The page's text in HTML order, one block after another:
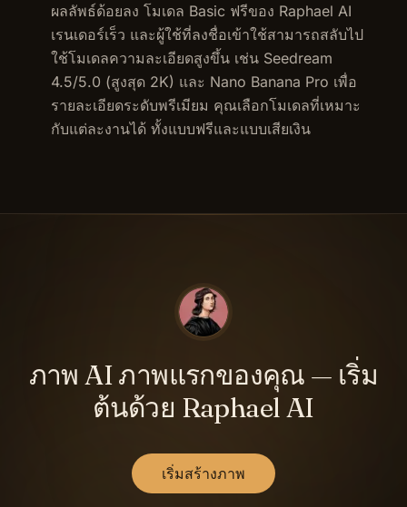
ผลลัพธ์ด้อยลง โมเดล Basic ฟรีของ Raphael AI
เรนเดอร์เร็ว และผู้ใช้ที่ลงชื่อเข้าใช้สามารถสลับไป
ใช้โมเดลความละเอียดสูงขึ้น เช่น Seedream
4.5/5.0 (สูงสุด 2K) และ Nano Banana Pro เพื่อ
รายละเอียดระดับพรีเมียม คุณเลือกโมเดลที่เหมาะ
กับแต่ละงานได้ ทั้งแบบฟรีและแบบเสียเงิน
ภาพ AI ภาพแรกของคุณ — เริ่ม
ต้นด้วย Raphael AI
เริ่มสร้างภาพ